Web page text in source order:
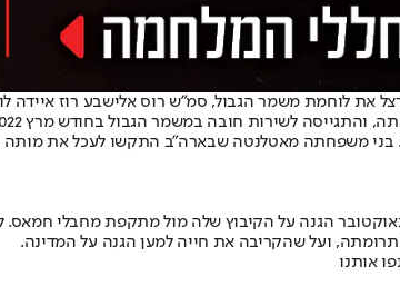
את לוחמת משמר הגבול, סמ״ש רוס אלישבע רוז איידה
משפחתה מאטלנטה שבארה״ב התקשו לעכל את מותה
התגוררה בקיבוץ סעד, סמוך לרצועת עזה, וב-7 באוקטובר הגנה על
תרומתה, ועל שהקריבה את חייה למען הגנה על המדינה.
אותנו